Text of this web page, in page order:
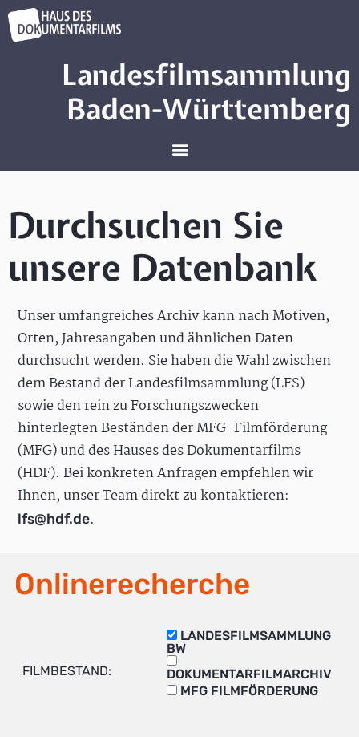
Landesfilmsammlung
Baden-Württemberg
Durchsuchen Sie
unsere Datenbank
Unser umfangreiches Archiv kann nach Motiven,
Orten, Jahresangaben und ähnlichen Daten
durchsucht werden. Sie haben die Wahl zwischen
dem Bestand der Landesfilmsammlung (LFS)
sowie den rein zu Forschungszwecken
hinterlegten Beständen der MFG-Filmförderung
(MFG) und des Hauses des Dokumentarfilms
(HDF). Bei konkreten Anfragen empfehlen wir
Ihnen, unser Team direkt zu kontaktieren:
lfs@hdf.de.
Onlinerecherche
FILMBESTAND:
LANDESFILMSAMMLUNG
BW
DOKUMENTARFILMARCHIV
MFG FILMFÖRDERUNG